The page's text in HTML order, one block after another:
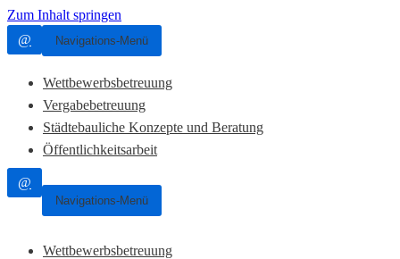
Zum Inhalt springen
@
Navigations-Menü
Wettbewerbsbetreuung
Vergabebetreuung
Städtebauliche Konzepte und Beratung
Öffentlichkeitsarbeit
@
Navigations-Menü
Wettbewerbsbetreuung